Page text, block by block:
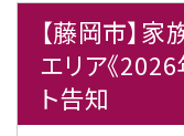
【藤岡市】
エリア《
ト告知